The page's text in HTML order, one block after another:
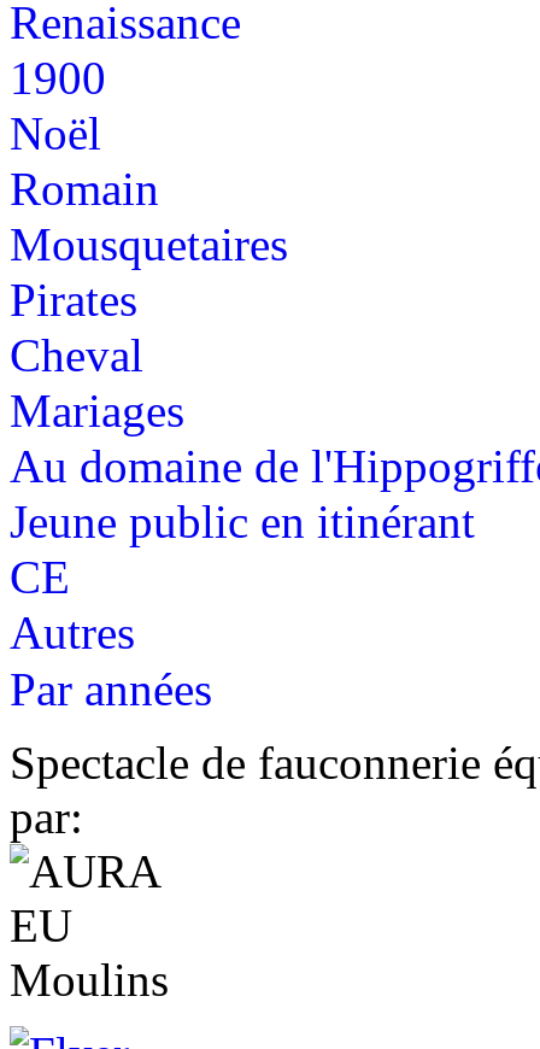
Renaissance
1900
Noël
Romain
Mousquetaires
Pirates
Cheval
Mariages
Au domaine de
Jeune public en itinérant
CE
Autres
Par années
Spectacle de fauconnerie
par: